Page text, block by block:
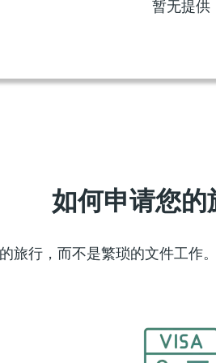
暂无提供
如何申请您的
旅行，而不是繁琐的文件工作